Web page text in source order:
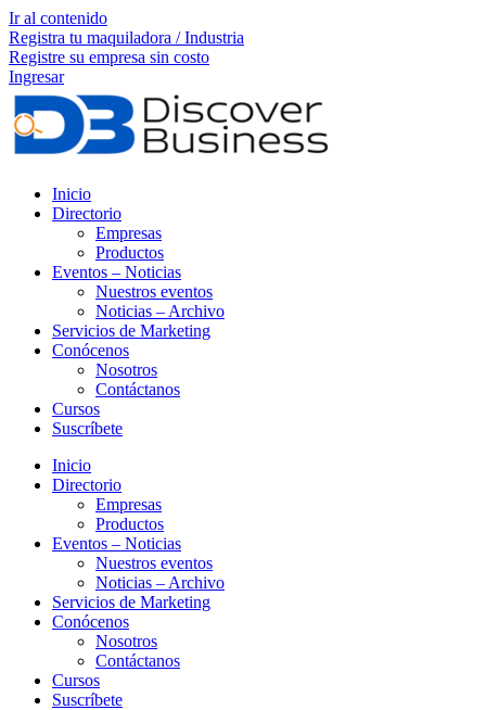
Ir al contenido
Registra tu maquiladora / Industria
Registre su empresa sin costo
Ingresar
Inicio
Directorio
Empresas
Productos
Eventos – Noticias
Nuestros eventos
Noticias – Archivo
Servicios de Marketing
Conócenos
Nosotros
Contáctanos
Cursos
Suscríbete
Inicio
Directorio
Empresas
Productos
Eventos – Noticias
Nuestros eventos
Noticias – Archivo
Servicios de Marketing
Conócenos
Nosotros
Contáctanos
Cursos
Suscríbete